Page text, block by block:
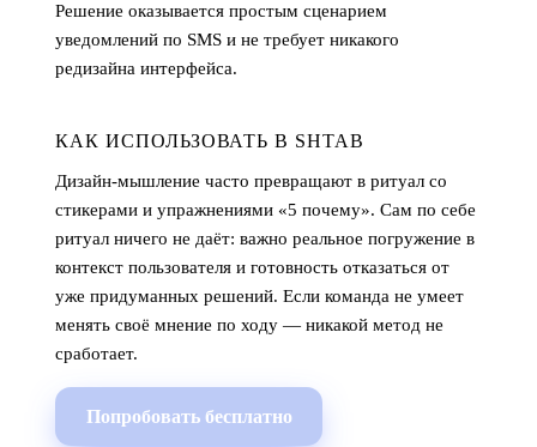
Решение оказывается простым сценарием
уведомлений по SMS и не требует никакого
редизайна интерфейса.
КАК ИСПОЛЬЗОВАТЬ В SHTAB
Дизайн-мышление часто превращают в ритуал со
стикерами и упражнениями «5 почему». Сам по себе
ритуал ничего не даёт: важно реальное погружение в
контекст пользователя и готовность отказаться от
уже придуманных решений. Если команда не умеет
менять своё мнение по ходу — никакой метод не
сработает.
Попробовать бесплатно